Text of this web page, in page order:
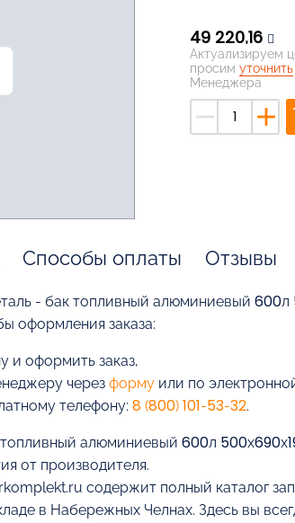
49 220,16
Актуализируем
просим уточнить
Менеджера
remove add
Способы оплаты Отзывы
- бак топливный алюминиевый
оформления заказа:
и оформить заказ,
через формуили по
телефону: 8 (800) 101-53-32.
топливный алюминиевый 600л
от производителя.
содержит полный каталог
в Набережных Челнах. Здесь вы